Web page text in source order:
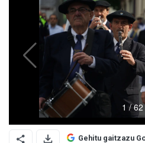
Gehitu gaitzazu